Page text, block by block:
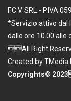
F.C.V. SRL - P.IVA
*Servizio attivo dal
dalle ore 10.00 alle
All Right
Created by TMedia
Copyrights©